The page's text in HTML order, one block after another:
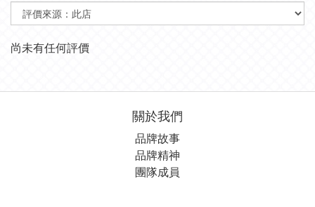
尚未有任何評價
關於我們
品牌故事
品牌精神
團隊成員